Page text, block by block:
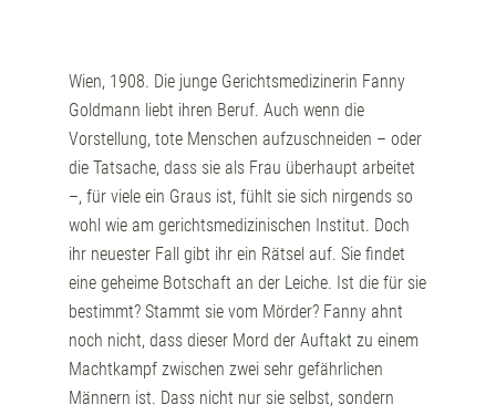
Wien, 1908. Die junge Gerichtsmedizinerin Fanny
Goldmann liebt ihren Beruf. Auch wenn die
Vorstellung, tote Menschen aufzuschneiden – oder
die Tatsache, dass sie als Frau überhaupt arbeitet
–, für viele ein Graus ist, fühlt sie sich nirgends so
wohl wie am gerichtsmedizinischen Institut. Doch
ihr neuester Fall gibt ihr ein Rätsel auf. Sie findet
eine geheime Botschaft an der Leiche. Ist die für sie
bestimmt? Stammt sie vom Mörder? Fanny ahnt
noch nicht, dass dieser Mord der Auftakt zu einem
Machtkampf zwischen zwei sehr gefährlichen
Männern ist. Dass nicht nur sie selbst, sondern